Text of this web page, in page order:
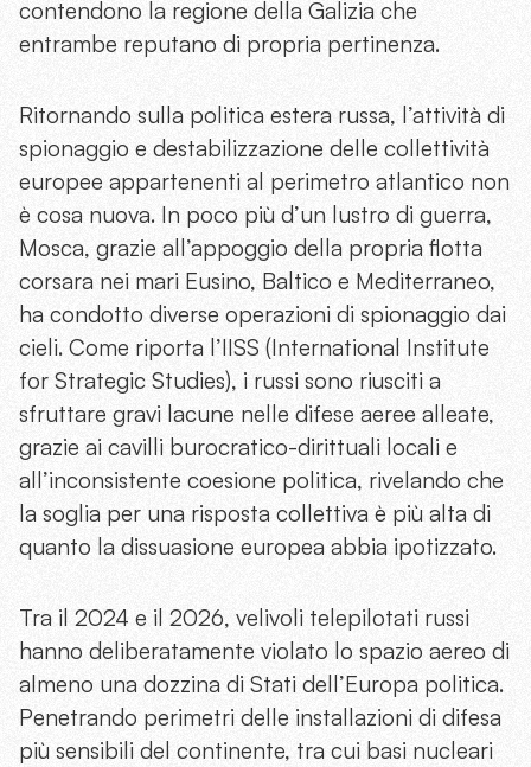
contendono la regione della Galizia che
entrambe reputano di propria pertinenza.
Ritornando sulla politica estera russa, l’attività di
spionaggio e destabilizzazione delle collettività
europee appartenenti al perimetro atlantico non
è cosa nuova. In poco più d’un lustro di guerra,
Mosca, grazie all’appoggio della propria flotta
corsara nei mari Eusino, Baltico e Mediterraneo,
ha condotto diverse operazioni di spionaggio dai
cieli. Come riporta l’IISS (International Institute
for Strategic Studies), i russi sono riusciti a
sfruttare gravi lacune nelle difese aeree alleate,
grazie ai cavilli burocratico-dirittuali locali e
all’inconsistente coesione politica, rivelando che
la soglia per una risposta collettiva è più alta di
quanto la dissuasione europea abbia ipotizzato.
Tra il 2024 e il 2026, velivoli telepilotati russi
hanno deliberatamente violato lo spazio aereo di
almeno una dozzina di Stati dell’Europa politica.
Penetrando perimetri delle installazioni di difesa
più sensibili del continente, tra cui basi nucleari